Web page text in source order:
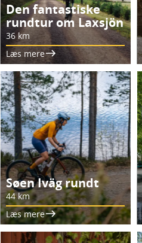
Den fantastiske
rundtur om Laxsjön
36 km
Læs mere
Søen Iväg rundt
44 km
Læs mere